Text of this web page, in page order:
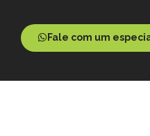
Fale com um